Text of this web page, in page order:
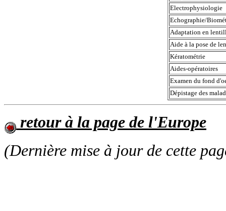
Electrophysiologie
Echographie/
Adaptation en
Aide à la pose de
Kératométrie
Aides-opératoires
Examen du fond
Dépistage des
retour à la page de l'Europe
(Dernière mise à jour de cette